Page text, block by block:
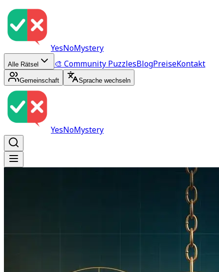
YesNoMystery
Alle Rätsel 🎨 Community PuzzlesBlogPreiseKontakt
Gemeinschaft Sprache wechseln
YesNoMystery